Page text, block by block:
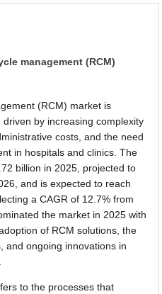
management (RCM)
(RCM) market is
by increasing complexity
costs, and the need
in hospitals and clinics. The
billion in 2025, projected to
and is expected to reach
a CAGR of 12.7% from
the market in 2025 with
of RCM solutions, the
and ongoing innovations in
to the processes that